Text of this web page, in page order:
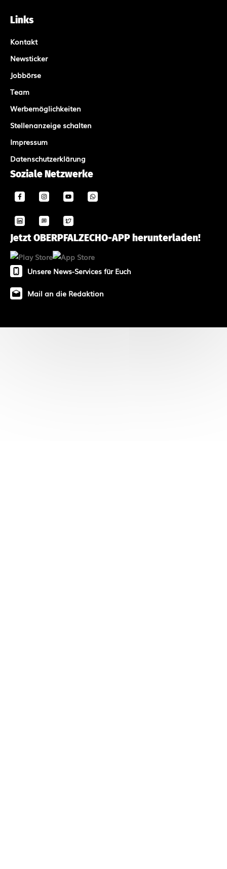
Links
Kontakt
Newsticker
Jobbörse
Team
Werbemöglichkeiten
Stellenanzeige schalten
Impressum
Datenschutzerklärung
Soziale Netzwerke
Jetzt OBERPFALZECHO-APP herunterladen!
Unsere News-Services für Euch
Mail an die Redaktion